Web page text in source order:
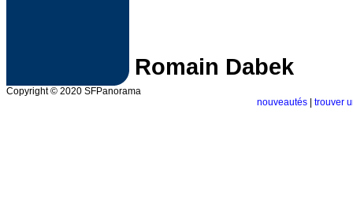
Romain Dabek
Copyright © 2020 SFPanorama
nouveautés
trouver